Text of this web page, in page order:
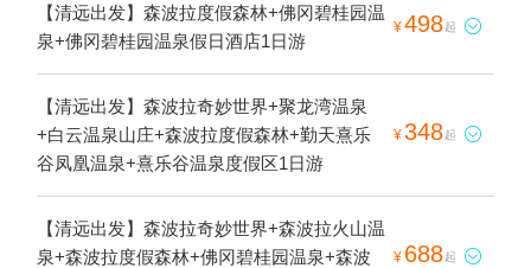
【清远出发】森波拉度假森林+佛冈碧桂园温
泉+佛冈碧桂园温泉假日酒店1日游
¥498起 
【清远出发】森波拉奇妙世界+聚龙湾温泉
+白云温泉山庄+森波拉度假森林+勤天熹乐
谷凤凰温泉+熹乐谷温泉度假区1日游
¥348起 
【清远出发】森波拉奇妙世界+森波拉火山温
泉+森波拉度假森林+佛冈碧桂园温泉+森波
¥ 688起 